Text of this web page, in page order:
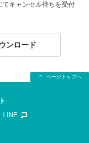
てキャンセル待ちを受付
ンロード
ページトップへ
LINE